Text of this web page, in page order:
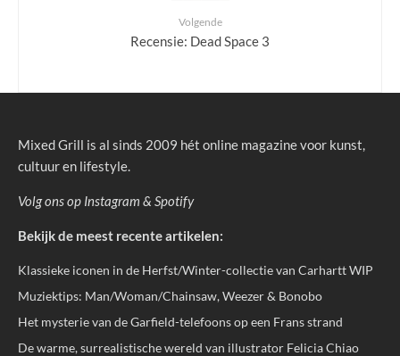
Volgende
Recensie: Dead Space 3
Mixed Grill is al sinds 2009 hét online magazine voor kunst,
cultuur en lifestyle.
Volg ons op Instagram & Spotify
Bekijk de meest recente artikelen:
Klassieke iconen in de Herfst/Winter-collectie van Carhartt WIP
Muziektips: Man/Woman/Chainsaw, Weezer & Bonobo
Het mysterie van de Garfield-telefoons op een Frans strand
De warme, surrealistische wereld van illustrator Felicia Chiao